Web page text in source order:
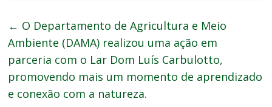
← O Departamento de Agricultura e Meio
Ambiente (DAMA) realizou uma ação em
parceria com o Lar Dom Luís Carbulotto,
promovendo mais um momento de aprendizado
e conexão com a natureza.